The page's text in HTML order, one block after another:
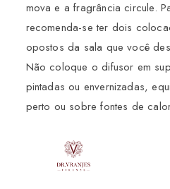
mova e a fragrância circule.
recomenda-se ter dois
opostos da sala que você
Não coloque o difusor em
pintadas ou envernizadas,
perto ou sobre fontes de